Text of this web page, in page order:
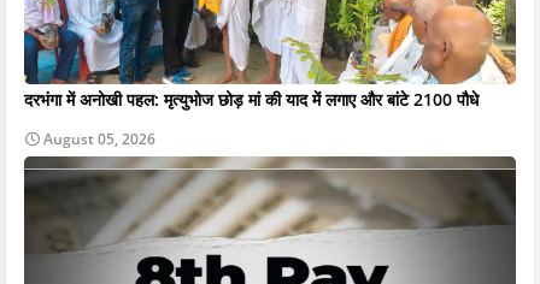
दरभंगा में अनोखी पहल: मृत्युभोज छोड़ मां की याद में लगाए और बांटे 2100 पौधे
August 05, 2026